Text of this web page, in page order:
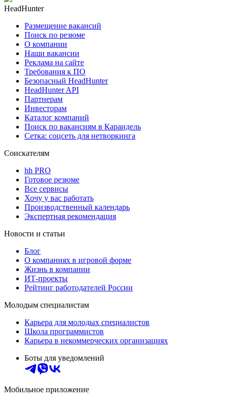
HeadHunter
Размещение вакансий
Поиск по резюме
О компании
Наши вакансии
Реклама на сайте
Требования к ПО
Безопасный HeadHunter
HeadHunter API
Партнерам
Инвесторам
Каталог компаний
Поиск по вакансиям в Караидель
Сетка: соцсеть для нетворкинга
Соискателям
hh PRO
Готовое резюме
Все сервисы
Хочу у вас работать
Производственный календарь
Экспертная рекомендация
Новости и статьи
Блог
О компаниях в игровой форме
Жизнь в компании
ИТ-проекты
Рейтинг работодателей России
Молодым специалистам
Карьера для молодых специалистов
Школа программистов
Карьера в некоммерческих организациях
Боты для уведомлений
Мобильное приложение